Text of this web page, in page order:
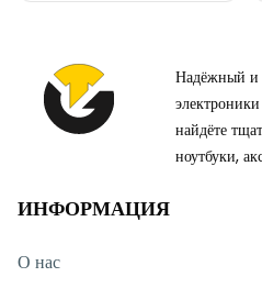
Надёжный и
найдёте
ноутбуки,
ИНФОРМАЦИЯ
О нас